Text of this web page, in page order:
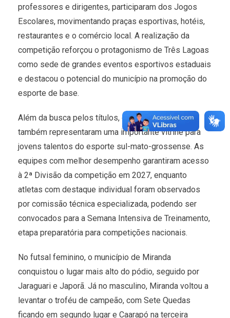
professores e dirigentes, participaram dos Jogos
Escolares, movimentando praças esportivas, hotéis,
restaurantes e o comércio local. A realização da
competição reforçou o protagonismo de Três Lagoas
como sede de grandes eventos esportivos estaduais
e destacou o potencial do município na promoção do
esporte de base.
Além da busca pelos títulos, os Jogos Escolares
também representaram uma importante vitrine para
jovens talentos do esporte sul-mato-grossense. As
equipes com melhor desempenho garantiram acesso
à 2ª Divisão da competição em 2027, enquanto
atletas com destaque individual foram observados
por comissão técnica especializada, podendo ser
convocados para a Semana Intensiva de Treinamento,
etapa preparatória para competições nacionais.
No futsal feminino, o município de Miranda
conquistou o lugar mais alto do pódio, seguido por
Jaraguari e Japorã. Já no masculino, Miranda voltou a
levantar o troféu de campeão, com Sete Quedas
ficando em segundo lugar e Caarapó na terceira